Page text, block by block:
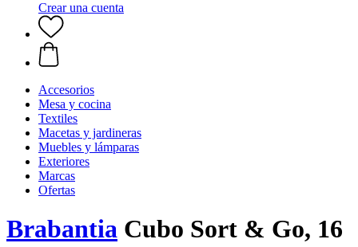
Crear una cuenta
Accesorios
Mesa y cocina
Textiles
Macetas y jardineras
Muebles y lámparas
Exteriores
Marcas
Ofertas
Brabantia Cubo Sort & Go, 16